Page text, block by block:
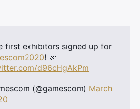
first exhibitors signed up for
! 🎉
d96cHgAkPm
(@gamescom) March